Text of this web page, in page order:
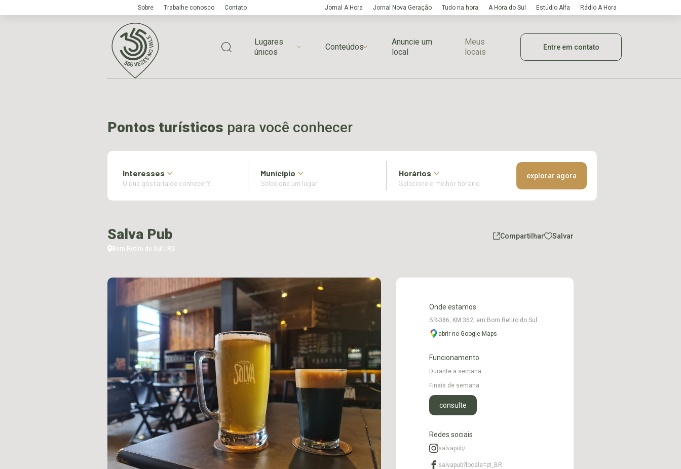
Sobre Trabalhe conosco Contato Jornal A Hora Jornal Nova Geração Tudo na hora A Hora do Sul Estúdio Alfa Rádio A Hora
Lugares
únicos
Conteúdos
Anuncie um
local
Meus
locais
Entre em contato
Pontos turísticos para você conhecer
Interesses Município Horários explorar agora
Salva Pub
Bom Retiro do Sul | RS
Compartilhar Salvar
Onde estamos
BR-386, KM 362, em Bom Retiro do Sul
abrir no Google Maps
Funcionamento
Durante a semana
Finais de semana
consulte
Redes sociais
salvapub/
salvapub?locale=pt_BR